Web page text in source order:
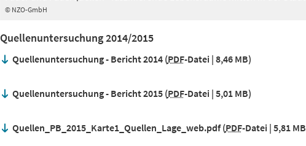
© NZO-GmbH
Quellenuntersuchung 2014/2015
Quellenuntersuchung - Bericht 2014 PDF-Datei 8,46 MB
Quellenuntersuchung - Bericht 2015 PDF-Datei 5,01 MB
Quellen_PB_2015_Karte1_Quellen_Lage_web.pdf PDF-Datei 5,81 MB